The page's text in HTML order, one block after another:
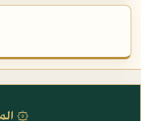
۞